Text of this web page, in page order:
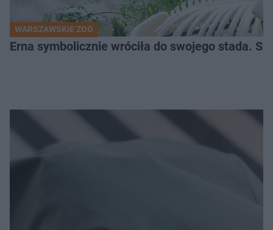
WARSZAWSKIE ZOO
Erna symbolicznie wróciła do swojego stada.